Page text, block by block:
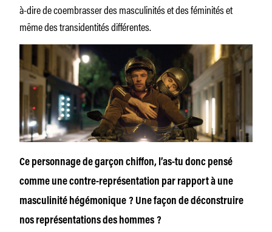
à-dire de coembrasser des masculinités et des féminités et
même des transidentités différentes.
Ce personnage de garçon chiffon, l’as-tu donc pensé
comme une contre-représentation par rapport à une
masculinité hégémonique ? Une façon de déconstruire
nos représentations des hommes ?